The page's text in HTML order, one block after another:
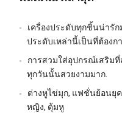
เครื่องประดับทุกชิ้นน่ารัก
ประดับเหล่านี้เป็นที่ต้องก
การสวมใส่อุปกรณ์เสริม
ทุกวันนั้นสวยงามมาก.
ต่างหูไข่มุก, แฟชั่นย้อนยุ
หญิง, ตุ้มหู